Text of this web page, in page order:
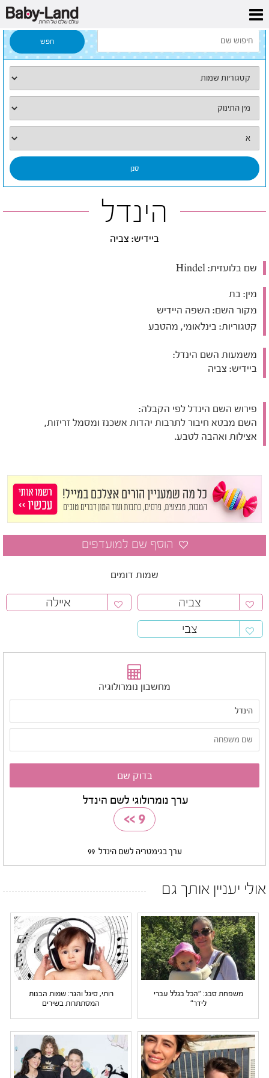
דף הבית
הינדל
ביידיש: צביה
שם בלועזית:
מין: בת
מקור השם: השפה היידיש
קטגוריות: בינלאומי, מהטבע
משמעות השם הינדל:
ביידיש: צביה
פירוש השם הינדל לפי הקבלה:
השם מבטא חיבור לתרבות יהדות אשכנז ומסמל זריזות,
אצילות ואהבה לטבע.
שמות דומים
צביה
איילה
צבי
מחשבון נומרולוגיה
ערך נומרולוגי לשם הינדל
9
>>
ערך בגימטריה לשם הינדל 99
אולי יעניין אותך גם
משפחת סבג: "הכל בגלל עברי
לידר"
רותי, סיגל והגר: שמות הבנות
המסתתרות בשירים